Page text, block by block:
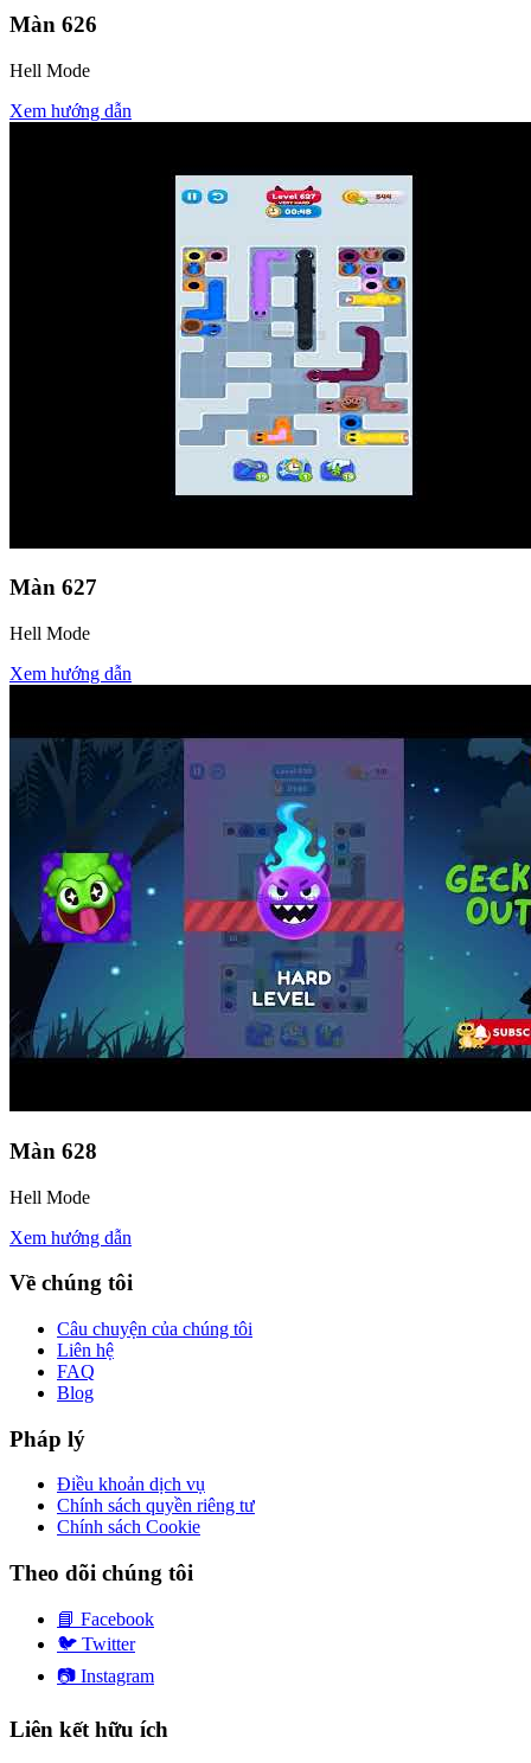
Màn 626
Hell Mode
Xem hướng dẫn
Màn 627
Hell Mode
Xem hướng dẫn
Màn 628
Hell Mode
Xem hướng dẫn
Về chúng tôi
Câu chuyện của chúng tôi
Liên hệ
FAQ
Blog
Pháp lý
Điều khoản dịch vụ
Chính sách quyền riêng tư
Chính sách Cookie
Theo dõi chúng tôi
📘 Facebook
🐦 Twitter
📷 Instagram
Liên kết hữu ích